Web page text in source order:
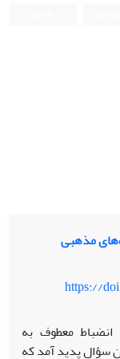
مذهبی
https://
معطوف به
سؤال پدید آمد که